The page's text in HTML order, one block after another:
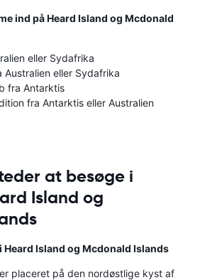
ind på Heard Island og Mcdonald
eller Sydafrika
eller Sydafrika
fra Antarktis
fra Antarktis eller Australien
at besøge i
Island og
Heard Island og Mcdonald Islands
placeret på den nordøstlige kyst af